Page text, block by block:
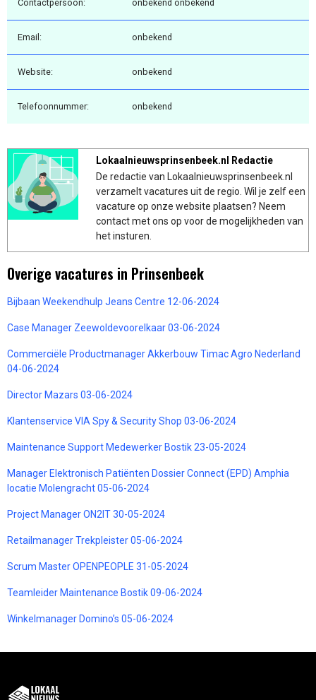
Contactpersoon: onbekend onbekend
Email: onbekend
Website: onbekend
Telefoonnummer: onbekend
Lokaalnieuwsprinsenbeek.nl Redactie
De redactie van Lokaalnieuwsprinsenbeek.nl
verzamelt vacatures uit de regio. Wil je zelf een
vacature op onze website plaatsen? Neem
contact met ons op voor de mogelijkheden van
het insturen.
Overige vacatures in Prinsenbeek
Bijbaan Weekendhulp Jeans Centre 12-06-2024
Case Manager Zeewoldevoorelkaar 03-06-2024
Commerciële Productmanager Akkerbouw Timac Agro Nederland
04-06-2024
Director Mazars 03-06-2024
Klantenservice VIA Spy & Security Shop 03-06-2024
Maintenance Support Medewerker Bostik 23-05-2024
Manager Elektronisch Patiënten Dossier Connect (EPD) Amphia
locatie Molengracht 05-06-2024
Project Manager ON2IT 30-05-2024
Retailmanager Trekpleister 05-06-2024
Scrum Master OPENPEOPLE 31-05-2024
Teamleider Maintenance Bostik 09-06-2024
Winkelmanager Domino’s 05-06-2024